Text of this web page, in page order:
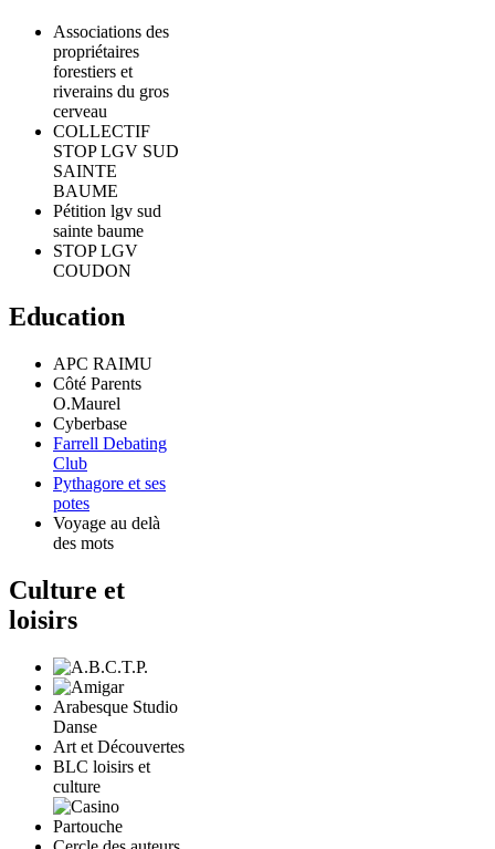
Associations des
propriétaires
forestiers et
riverains du gros
cerveau
COLLECTIF
STOP LGV SUD
SAINTE
BAUME
Pétition lgv sud
sainte baume
STOP LGV
COUDON
Education
APC RAIMU
Côté Parents
O.Maurel
Cyberbase
Farrell Debating
Club
Pythagore et ses
potes
Voyage au delà
des mots
Culture et
loisirs
Arabesque Studio
Danse
Art et Découvertes
BLC loisirs et
culture